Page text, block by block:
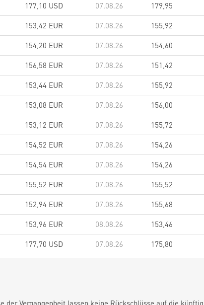
177,10 USD 07.08.26 179,95
153,42 EUR 07.08.26 155,92
154,20 EUR 07.08.26 154,60
156,58 EUR 07.08.26 151,42
153,44 EUR 07.08.26 155,92
153,08 EUR 07.08.26 156,00
153,12 EUR 07.08.26 155,72
154,52 EUR 07.08.26 154,26
154,54 EUR 07.08.26 154,26
155,52 EUR 07.08.26 155,52
152,94 EUR 07.08.26 155,68
153,96 EUR 08.08.26 153,46
177,70 USD 07.08.26 175,80
der Vergangenheit lassen keine Rückschlüsse auf die